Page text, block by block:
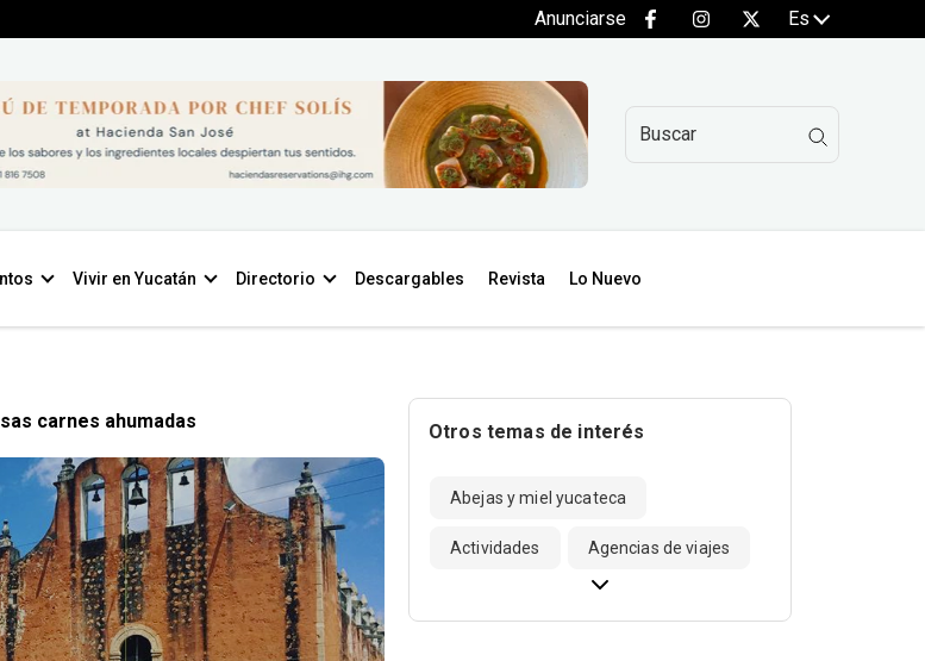
Anunciarse Es
Vivir en Yucatán Directorio Descargables Revista Lo Nuevo
carnes ahumadas Otros temas de interés
Abejas y miel yucateca
Actividades Agencias de viajes